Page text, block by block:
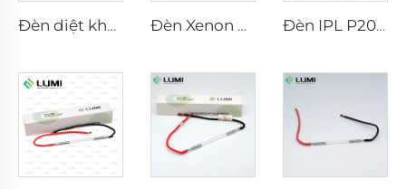
Đèn diệt khuẩn xung mạnh L5590 – 9×250×300 mm Đèn Xenon Laser L2021-7×65×130 mm Đèn IPL P2021-7×65×130 mm